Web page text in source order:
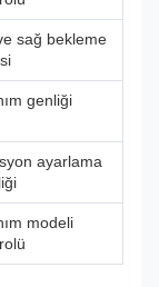
sağ bekleme
genliği
ayarlama
modeli